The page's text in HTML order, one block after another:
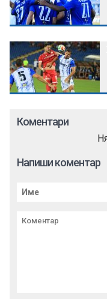
Коментари
Напиши коментар